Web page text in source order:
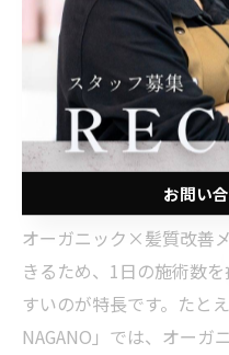
美容室で安定した高収入
く支持される「高単価メ
す。その中でも、オーガ
術は、髪や頭皮の悩みが
ります。化学薬剤を極力
出す施術は、他サロンと
オーガニック×髪質改善
きるため、1日の施術数
すいのが特長です。たと
NAGANO」では、オーガ
お問い
お問い